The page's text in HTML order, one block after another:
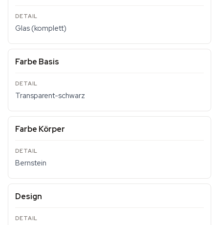
Glas (komplett)
Farbe Basis
Transparent-schwarz
Farbe Körper
Bernstein
Design